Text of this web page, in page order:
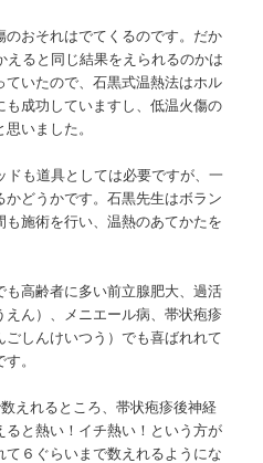
おそれはでてくるのです。だか
えると同じ結果をえられるのかは
いたので、石黒式温熱法はホル
も成功していますし、低温火傷の
いました。
も道具としては必要ですが、一
どうかです。石黒先生はボラン
施術を行い、温熱のあてかたを
高齢者に多い前立腺肥大、過活
ん）、メニエール病、帯状疱疹
しんけいつう）でも喜ばれれて
。
えれるところ、帯状疱疹後神経
と熱い！イチ熱い！という方が
６ぐらいまで数えれるようにな